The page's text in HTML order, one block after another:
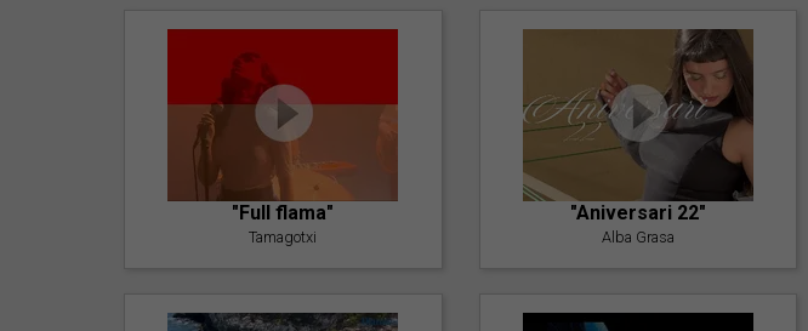
"Full flama"
Tamagotxi
"Aniversari 22"
Alba Grasa